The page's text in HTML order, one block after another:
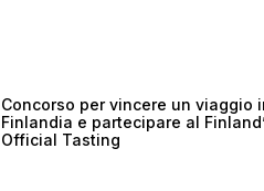
Concorso per vincere un viaggio
Finlandia e partecipare al
Official Tasting